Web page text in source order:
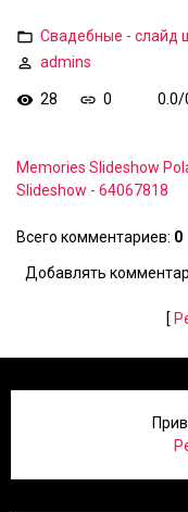
Свадебные - слайд
admins
28 0 0.0/
Memories Slideshow
Slideshow - 64067818
Всего комментариев: 0
Добавлять
[